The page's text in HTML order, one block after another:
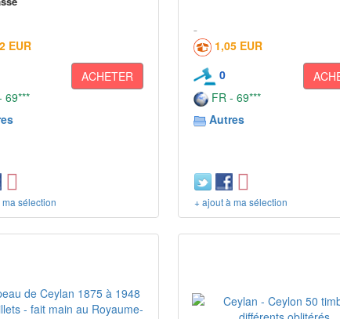
EUR
ACHETER
sélection
1,05 EUR
0
FR - 69***
Autres
+ ajout à ma sélection